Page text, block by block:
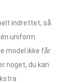
indrettet, så
uniform
model ikke får
noget, du kan